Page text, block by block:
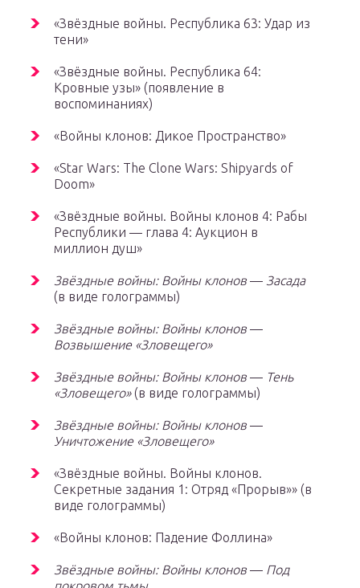
«Звёздные войны. Республика 63: Удар из
тени»
«Звёздные войны. Республика 64:
Кровные узы» (появление в
воспоминаниях)
«Войны клонов: Дикое Пространство»
«Star Wars: The Clone Wars: Shipyards of
Doom»
«Звёздные войны. Войны клонов 4: Рабы
Республики — глава 4: Аукцион в
миллион душ»
Звёздные войны: Войны клонов — Засада
(в виде голограммы)
Звёздные войны: Войны клонов —
Возвышение «Зловещего»
Звёздные войны: Войны клонов — Тень
«Зловещего» (в виде голограммы)
Звёздные войны: Войны клонов —
Уничтожение «Зловещего»
«Звёздные войны. Войны клонов.
Секретные задания 1: Отряд «Прорыв»» (в
виде голограммы)
«Войны клонов: Падение Фоллина»
Звёздные войны: Войны клонов — Под